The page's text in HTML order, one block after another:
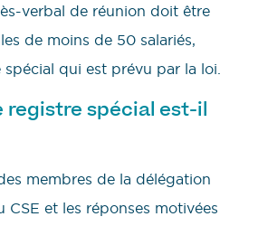
verbal de réunion doit être
de moins de 50 salariés,
spécial qui est prévu par la loi.
registre spécial est-il
membres de la délégation
CSE et les réponses motivées